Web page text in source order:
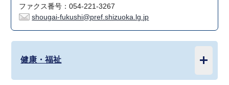
ファクス番号：054-221-3267
shougai-fukushi@pref.shizuoka.lg.jp
健康・福祉